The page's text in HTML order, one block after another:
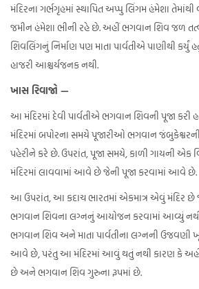
મંદિરના ગર્ભગૃહમાં સ્થાપિત અપ્પુ લિંગમ હંમેશા
જમીન હંમેશા ભીની રહે છે. અહીં ભગવાન શિવ જળ
શિવલિંગનું નિર્માણ પણ માતા પાર્વતીએ પાણીથી કર્યું
હાજરી આશ્ચર્યજનક નથી.
ખાસ રિવાજો —
આ મંદિરમાં દેવી પાર્વતીએ ભગવાન શિવની પૂજા
મંદિરમાં બપોરના સમયે પૂજારીઓ ભગવાન જંબુકેશ્વરની
પહેરીને કરે છે. ઉપરાંત, પૂજા સમયે, કાળી ગાયની એક
મંદિરમાં લાવવામાં આવે છે જેની પૂજા કરવામાં આવે છે.
આ ઉપરાંત, આ કદાચ ભારતમાં એકમાત્ર એવું મંદિર છે
ભગવાન શિવના લગ્નનું આયોજન કરવામાં આવ્યું
ભગવાન શિવ અને માતા પાર્વતીના લગ્નની ઉજવણી
આવે છે, પરંતુ આ મંદિરમાં આવું થતું નથી કારણ કે અહીં
છે અને ભગવાન શિવ ગુરુના રૂપમાં છે.